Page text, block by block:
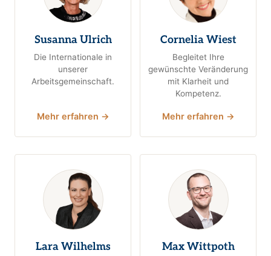
Susanna Ulrich
Die Internationale in
unserer
Arbeitsgemeinschaft.
Mehr erfahren →
Cornelia Wiest
Begleitet Ihre
gewünschte Veränderung
mit Klarheit und
Kompetenz.
Mehr erfahren →
Lara Wilhelms Max Wittpoth